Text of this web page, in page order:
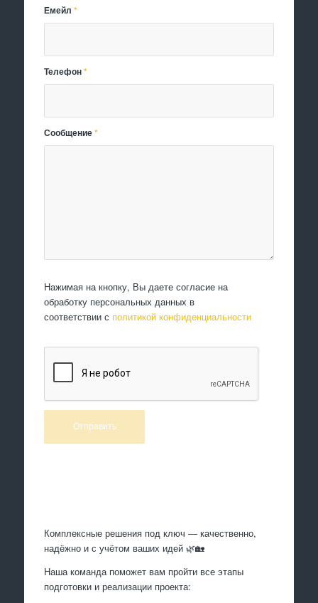
Емейл*
Телефон*
Сообщение*
Нажимая на кнопку, Вы даете согласие на
обработку персональных данных в
соответствии с политикой конфиденциальности
Комплексные решения под ключ — качественно,
надёжно и с учётом ваших идей 🌿🏡
Наша команда поможет вам пройти все этапы
подготовки и реализации проекта: